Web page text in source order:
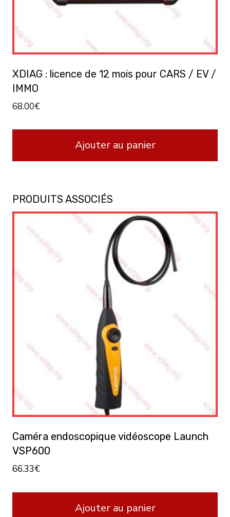
XDIAG : licence de 12 mois pour CARS / EV /
IMMO
68.00€
Ajouter au panier
PRODUITS ASSOCIÉS
Caméra endoscopique vidéoscope Launch
VSP600
66.33€
Ajouter au panier